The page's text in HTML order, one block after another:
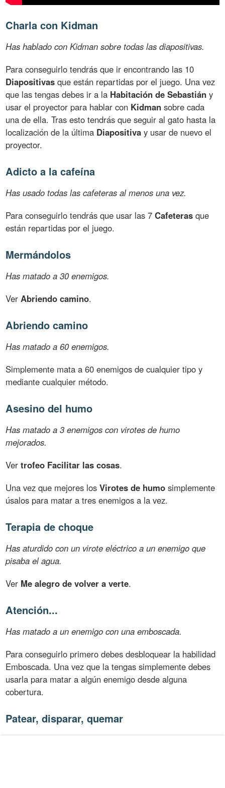
Charla con Kidman
Has hablado con Kidman sobre todas las diapositivas.
Para conseguirlo tendrás que ir encontrando las 10
Diapositivas que están repartidas por el juego. Una vez
que las tengas debes ir a la Habitación de Sebastián y
usar el proyector para hablar con Kidman sobre cada
una de ella. Tras esto tendrás que seguir al gato hasta la
localización de la última Diapositiva y usar de nuevo el
proyector.
Adicto a la cafeína
Has usado todas las cafeteras al menos una vez.
Para conseguirlo tendrás que usar las 7Cafeteras que
están repartidas por el juego.
Mermándolos
Has matado a 30 enemigos.
VerAbriendo camino.
Abriendo camino
Has matado a 60 enemigos.
Simplemente mata a 60 enemigos de cualquier tipo y
mediante cualquier método.
Asesino del humo
Has matado a 3 enemigos con virotes de humo
mejorados.
Vertrofeo Facilitar las cosas.
Una vez que mejores losVirotes de humo simplemente
úsalos para matar a tres enemigos a la vez.
Terapia de choque
Has aturdido con un virote eléctrico a un enemigo que
pisaba el agua.
Ver Me alegro de volver a verte.
Atención...
Has matado a un enemigo con una emboscada.
Para conseguirlo primero debes desbloquear la habilidad
Emboscada. Una vez que la tengas simplemente debes
usarla para matar a algún enemigo desde alguna
cobertura.
Patear, disparar, quemar